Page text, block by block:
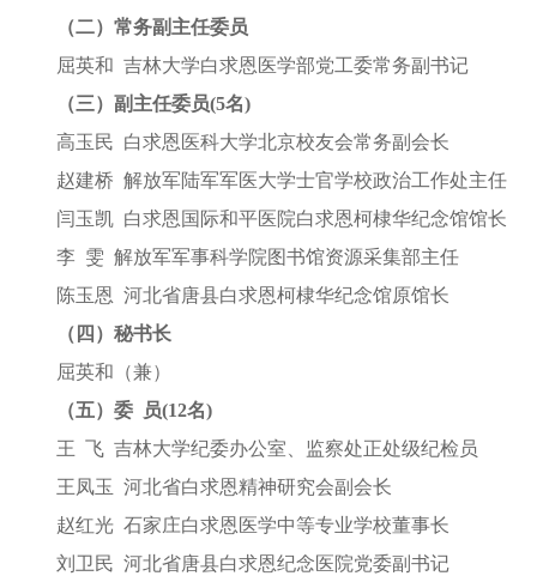
（二）常务副主任委员
屈英和 吉林大学白求恩医学部党工委常务副书记
（三）副主任委员(5名)
高玉民 白求恩医科大学北京校友会常务副会长
赵建桥 解放军陆军军医大学士官学校政治工作处主任
闫玉凯 白求恩国际和平医院白求恩柯棣华纪念馆馆长
李 雯 解放军军事科学院图书馆资源采集部主任
陈玉恩 河北省唐县白求恩柯棣华纪念馆原馆长
（四）秘书长
屈英和（兼）
（五）委 员(12名)
王 飞 吉林大学纪委办公室、监察处正处级纪检员
王凤玉 河北省白求恩精神研究会副会长
赵红光 石家庄白求恩医学中等专业学校董事长
刘卫民 河北省唐县白求恩纪念医院党委副书记